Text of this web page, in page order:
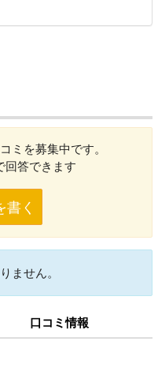
ミを募集中です。
回答できます
書く
ません。
口コミ情報